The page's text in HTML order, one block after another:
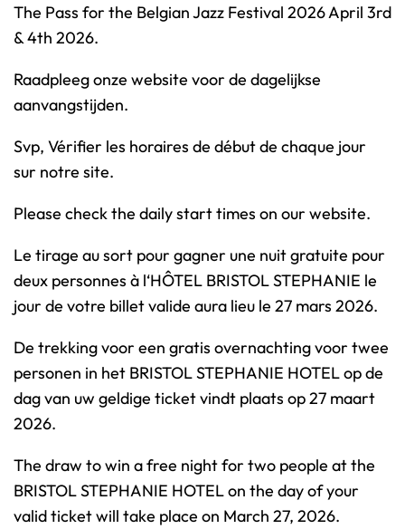
e
P
A
S
s
u
p
o
r
t
o
m
b
o
l
a
The Pass for the Belgian Jazz Festival 2026 April 3rd
& 4th 2026.
Raadpleeg onze website voor de dagelijkse
aanvangstijden.
Svp, Vérifier les horaires de début de chaque jour
sur notre site.
Please check the daily start times on our website.
Le tirage au sort pour gagner une nuit gratuite pour
deux personnes à l‘HÔTEL BRISTOL STEPHANIE le
jour de votre billet valide aura lieu le 27 mars 2026.
De trekking voor een gratis overnachting voor twee
personen in het BRISTOL STEPHANIE HOTEL op de
dag van uw geldige ticket vindt plaats op 27 maart
2026.
The draw to win a free night for two people at the
BRISTOL STEPHANIE HOTEL on the day of your
valid ticket will take place on March 27, 2026.